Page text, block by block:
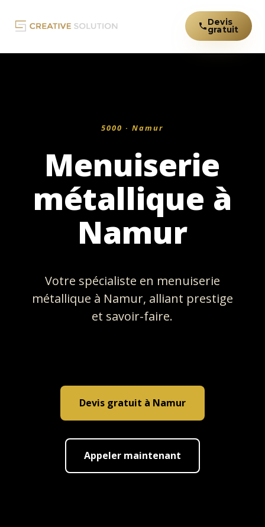
Devis
gratuit
5000 · Namur
Menuiserie
métallique à
Namur
Votre spécialiste en menuiserie
métallique à Namur, alliant prestige
et savoir-faire.
Devis gratuit à Namur
Appeler maintenant